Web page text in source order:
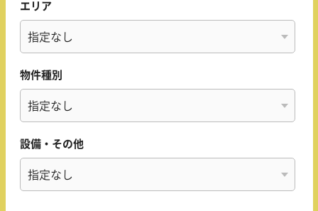
エリア
物件種別
設備・その他